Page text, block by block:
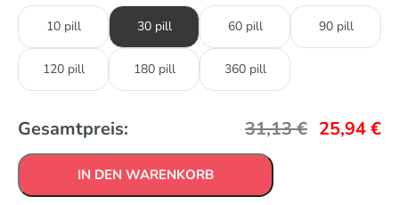
10 pill 30 pill 60 pill 90 pill
120 pill 180 pill 360 pill
Gesamtpreis: 31,13€ 25,94€
IN DEN WARENKORB